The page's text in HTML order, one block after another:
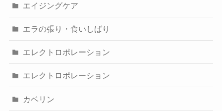
エイジングケア
エラの張り・食いしばり
エレクトロポレーション
エレクトロポレーション
カベリン